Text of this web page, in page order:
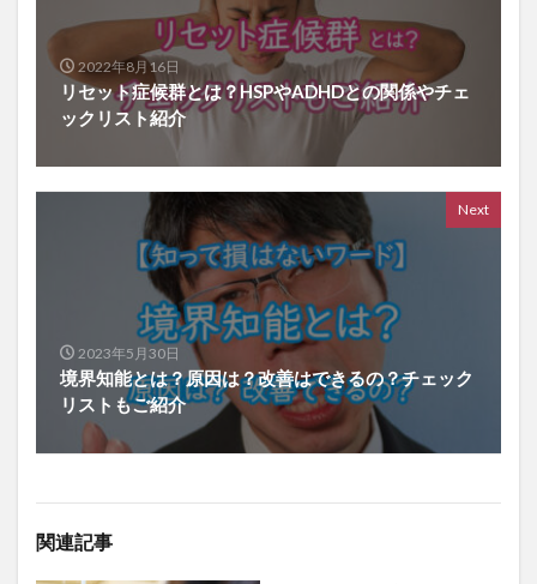
2022年8月16日
リセット症候群とは？HSPやADHDとの関係やチェ
ックリスト紹介
Next
2023年5月30日
境界知能とは？原因は？改善はできるの？チェック
リストもご紹介
関連記事